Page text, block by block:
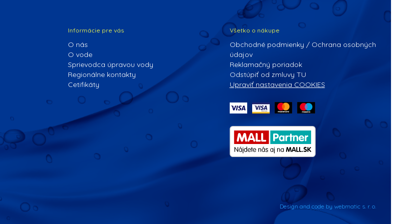
Informácie pre vás
O nás
O vode
Sprievodca úpravou vody
Regionálne kontakty
Cetifikáty
Všetko o nákupe
Obchodné podmienky / Ochrana osobných
údajov
Reklamačný poriadok
Odstúpiť od zmluvy TU
Upraviť nastavenia COOKIES
Design and code by webmatic s. r. o.